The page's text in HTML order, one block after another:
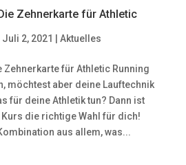
Zehnerkarte für Athletic
Juli 2, 2021 Aktuelles
Zehnerkarte für Athletic Running
möchtest aber deine Lauftechnik
für deine Athletik tun? Dann ist
die richtige Wahl für dich!
aus allem, was...